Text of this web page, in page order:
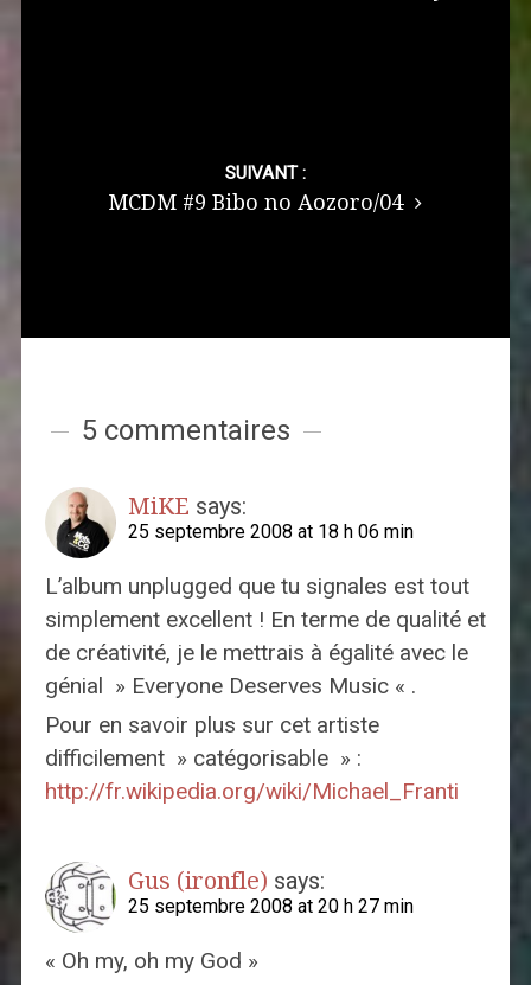
SUIVANT :
MCDM #9 Bibo no Aozoro/04
5 commentaires
MiKE says:
25 septembre 2008 at 18 h 06 min
L’album unplugged que tu signales est tout
simplement excellent ! En terme de qualité et
de créativité, je le mettrais à égalité avec le
génial » Everyone Deserves Music « .
Pour en savoir plus sur cet artiste
difficilement » catégorisable » :
http://fr.wikipedia.org/wiki/Michael_Franti
Gus (ironfle) says:
25 septembre 2008 at 20 h 27 min
« Oh my, oh my God »